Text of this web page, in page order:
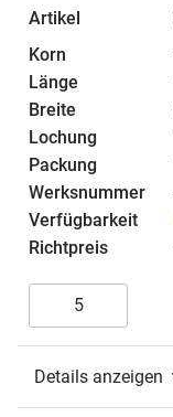
Details anzeigen